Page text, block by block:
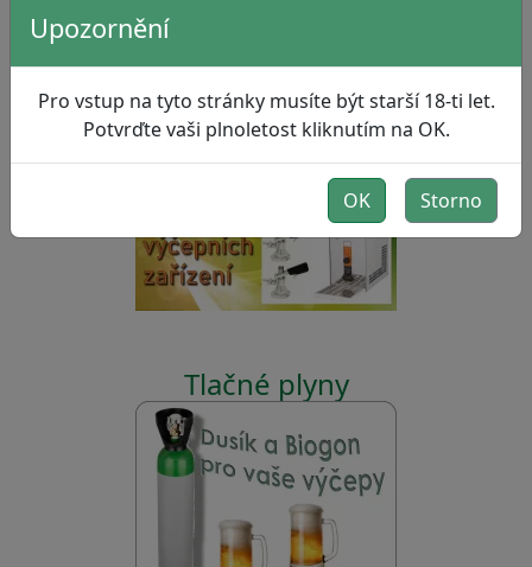
Sanitace výčepních zařízení
Tlačné plyny
Upozornění
Pro vstup na tyto stránky musíte být starší 18-ti let.
Potvrďte vaši plnoletost kliknutím na OK.
OK Storno